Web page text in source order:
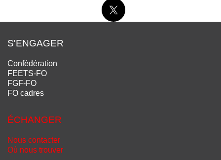
S'ENGAGER
Confédération
FEETS-FO
FGF-FO
FO cadres
ÉCHANGER
Nous contacter
Où nous trouver